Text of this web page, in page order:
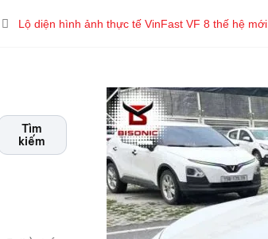
Lộ diện hình ảnh thực tế VinFast VF 8 thế hệ
Tìm
kiếm